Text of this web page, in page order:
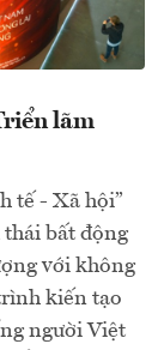
lãm
tế - Xã hội”
thái bất động
với không
kiến tạo
người Việt